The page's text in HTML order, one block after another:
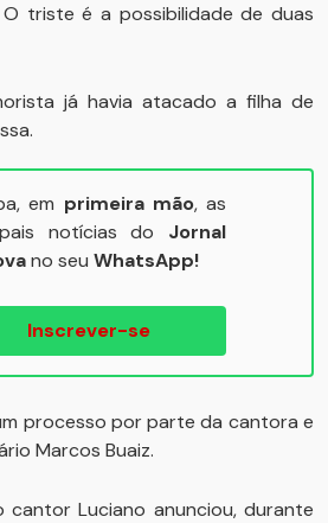
triste é a possibilidade de duas
já havia atacado a filha de
em primeira mão, as
notícias do Jornal
no seu WhatsApp!
Inscrever-se
processo por parte da cantora e
Marcos Buaiz.
Luciano anunciou, durante